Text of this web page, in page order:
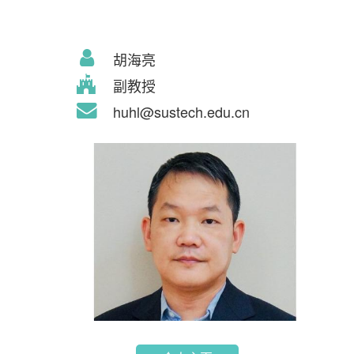
胡海亮
副教授
huhl@sustech.edu.cn